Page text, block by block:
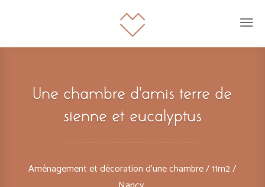
Une chambre d’amis terre de
sienne et eucalyptus
Aménagement et décoration d’une chambre / 11m2 /